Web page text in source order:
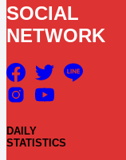
SOCIAL
NETWORK
DAILY
STATISTICS